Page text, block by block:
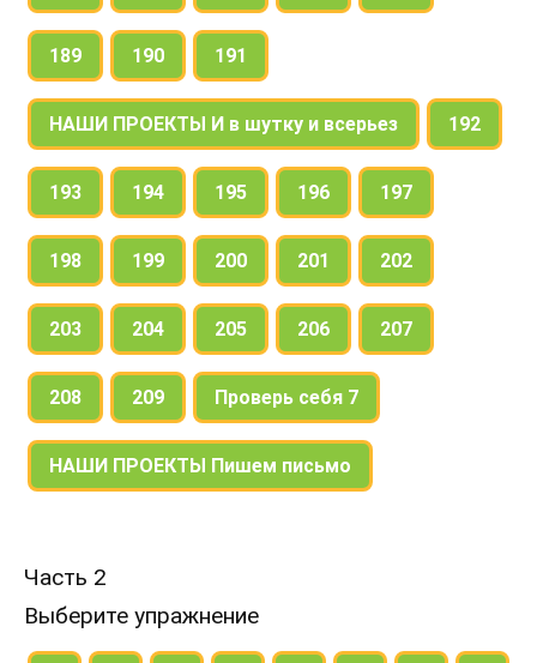
189 190 191
НАШИ ПРОЕКТЫ И в шутку и всерьез 192
193 194 195 196 197
198 199 200 201 202
203 204 205 206 207
208 209 Проверь себя 7
НАШИ ПРОЕКТЫ Пишем письмо
Часть 2
Выберите упражнение